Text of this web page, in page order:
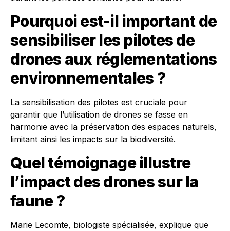
Pourquoi est-il important de
sensibiliser les pilotes de
drones aux réglementations
environnementales ?
La sensibilisation des pilotes est cruciale pour
garantir que l’utilisation de drones se fasse en
harmonie avec la préservation des espaces naturels,
limitant ainsi les impacts sur la biodiversité.
Quel témoignage illustre
l’impact des drones sur la
faune ?
Marie Lecomte, biologiste spécialisée, explique que